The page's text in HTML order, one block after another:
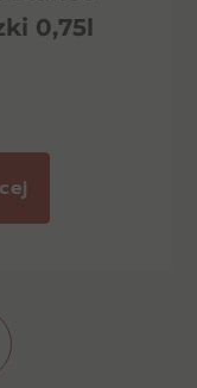
0,75l